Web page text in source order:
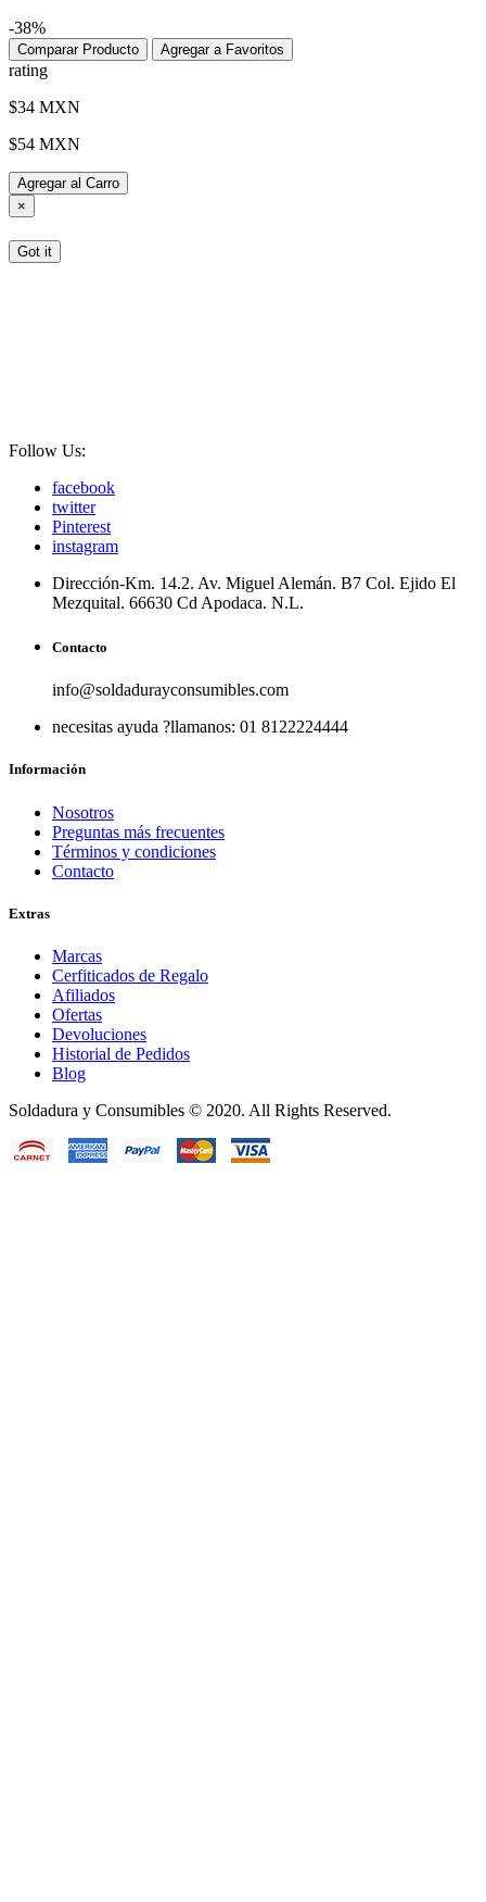
-38%
Comparar Producto Agregar a Favoritos
rating
$34 MXN
$54 MXN
Agregar al Carro
×
Got it
Follow Us:
facebook
twitter
Pinterest
instagram
Dirección-Km. 14.2. Av. Miguel Alemán. B7 Col. Ejido El
Mezquital. 66630 Cd Apodaca. N.L.
Contacto
info@soldadurayconsumibles.com
necesitas ayuda ?llamanos: 01 8122224444
Información
Nosotros
Preguntas más frecuentes
Términos y condiciones
Contacto
Extras
Marcas
Cerfiticados de Regalo
Afiliados
Ofertas
Devoluciones
Historial de Pedidos
Blog
Soldadura y Consumibles © 2020. All Rights Reserved.